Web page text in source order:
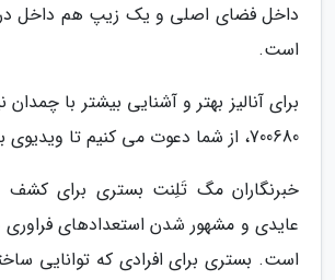
داخل فضای اصلی و یک زیپ هم داخل
است.
برای آنالیز بهتر و آشنایی بیشتر با چمدان
700680، از شما دعوت می کنیم تا ویدیوی بالا را دیدن کنید.
خبرنگاران مگ تَلِنت بستری برای
عایدی و مشهور شدن استعدادهای
است. بستری برای افرادی که توانایی